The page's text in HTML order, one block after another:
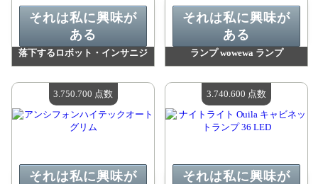
落下するロボット・インサニジ
利用可能な数量：4
それは私に興味が
ある
ランプ wowewa ランプ
利用可能な数量：4
それは私に興味が
ある
それは私に興味が
3.750.700 点数
それは私に興味が
3.740.600 点数